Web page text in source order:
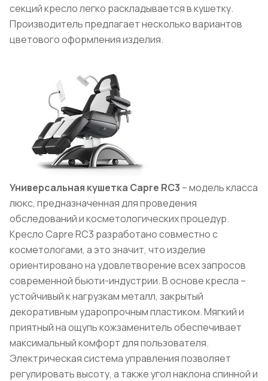
секций кресло легко раскладывается в кушетку.
Производитель предлагает несколько вариантов
цветового оформления изделия.
Универсальная кушетка Capre RC3 – модель класса
люкс, предназначенная для проведения
обследований и косметологических процедур.
Кресло Capre RC3 разработано совместно с
косметологами, а это значит, что изделие
ориентировано на удовлетворение всех запросов
современной бьюти-индустрии. В основе кресла –
устойчивый к нагрузкам металл, закрытый
декоративным ударопрочным пластиком. Мягкий и
приятный на ощупь кожзаменитель обеспечивает
максимальный комфорт для пользователя.
Электрическая система управления позволяет
регулировать высоту, а также угол наклона спинной и